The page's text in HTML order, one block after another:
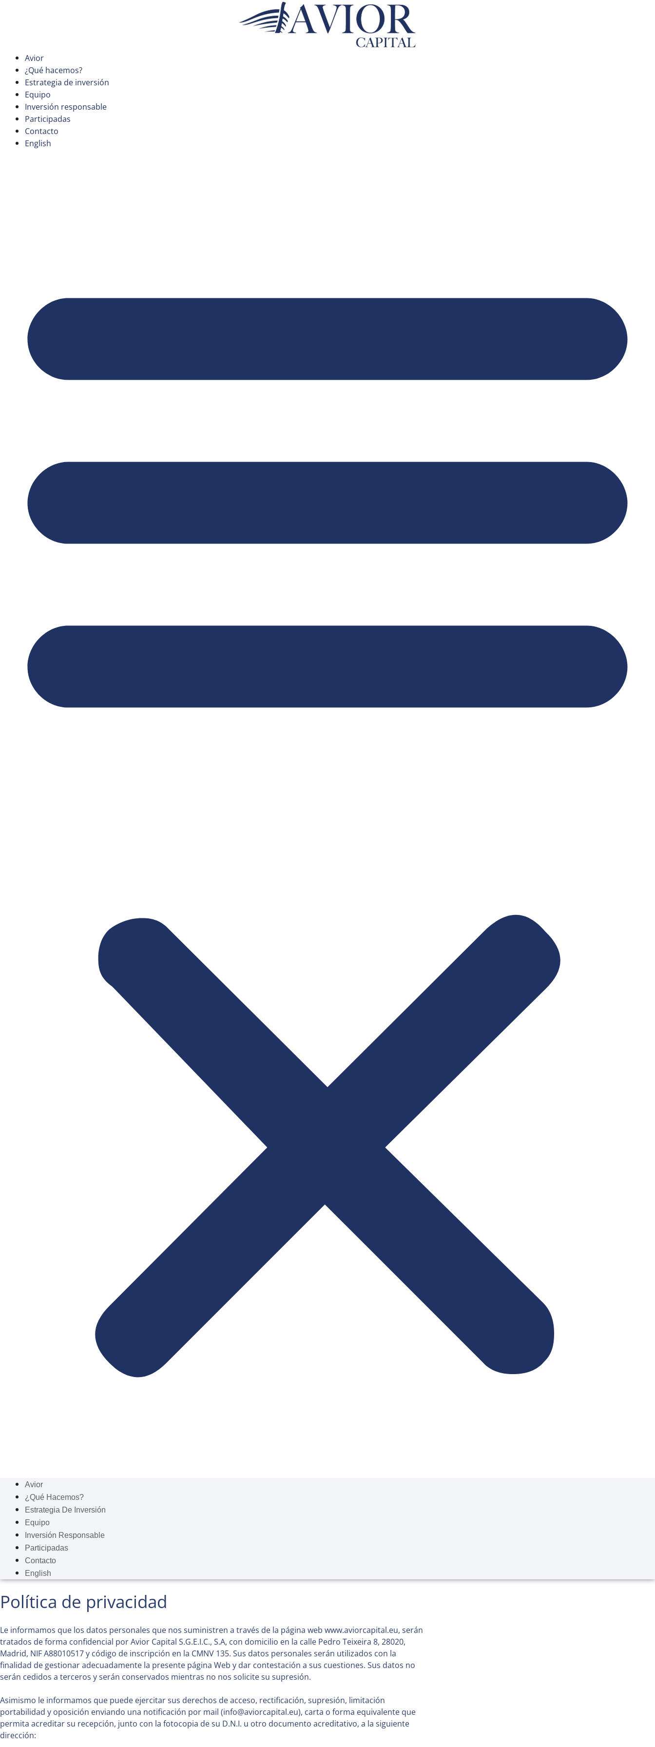
Avior
¿Qué hacemos?
Estrategia de inversión
Equipo
Inversión responsable
Participadas
Contacto
English
Avior
¿Qué Hacemos?
Estrategia De Inversión
Equipo
Inversión Responsable
Participadas
Contacto
English
Política de privacidad
Le informamos que los datos personales que nos suministren a través de la página web www.aviorcapital.eu, serán
tratados de forma confidencial por Avior Capital S.G.E.I.C., S.A, con domicilio en la calle Pedro Teixeira 8, 28020,
Madrid, NIF A88010517 y código de inscripción en la CMNV 135. Sus datos personales serán utilizados con la
finalidad de gestionar adecuadamente la presente página Web y dar contestación a sus cuestiones. Sus datos no
serán cedidos a terceros y serán conservados mientras no nos solicite su supresión.
Asimismo le informamos que puede ejercitar sus derechos de acceso, rectificación, supresión, limitación
portabilidad y oposición enviando una notificación por mail (info@aviorcapital.eu), carta o forma equivalente que
permita acreditar su recepción, junto con la fotocopia de su D.N.I. u otro documento acreditativo, a la siguiente
dirección: